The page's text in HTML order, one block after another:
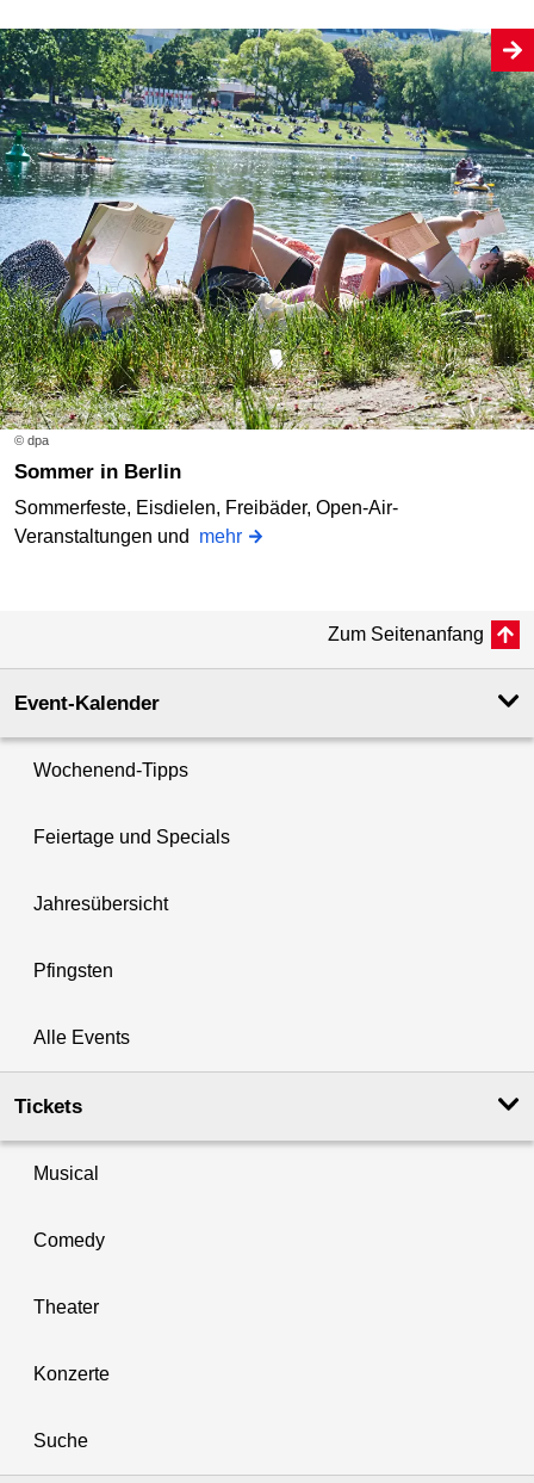
© dpa
Sommer in Berlin
Sommerfeste, Eisdielen, Freibäder, Open-Air-
Veranstaltungen und mehr
Zum Seitenanfang
Event-Kalender
Wochenend-Tipps
Feiertage und Specials
Jahresübersicht
Pfingsten
Alle Events
Tickets
Musical
Comedy
Theater
Konzerte
Suche